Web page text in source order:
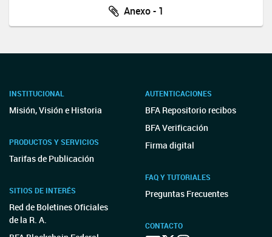
Anexo - 1
INSTITUCIONAL
Misión, Visión e Historia
PRODUCTOS Y SERVICIOS
Tarifas de Publicación
SITIOS DE INTERÉS
Red de Boletines Oficiales
de la R. A.
AUTENTICACIONES
BFA Repositorio recibos
BFA Verificación
Firma digital
FAQ Y TUTORIALES
Preguntas Frecuentes
CONTACTO